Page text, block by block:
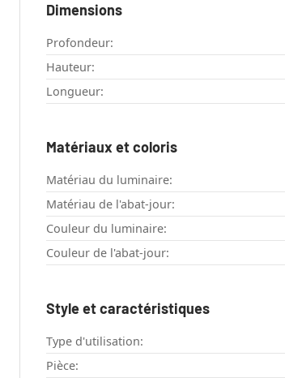
Dimensions
Profondeur:
Hauteur:
Longueur:
Matériaux et coloris
Matériau du luminaire:
Matériau de l'abat-jour:
Couleur du luminaire:
Couleur de l'abat-jour:
Style et caractéristiques
Type d'utilisation:
Pièce: